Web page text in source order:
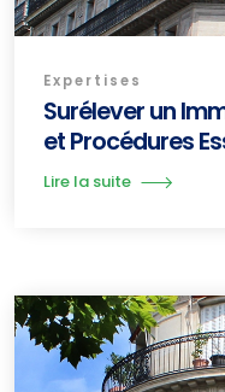
Expertises
Surélever un
et Procédures
Lire la suite